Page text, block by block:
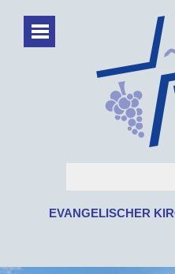
EVANGELISCHER